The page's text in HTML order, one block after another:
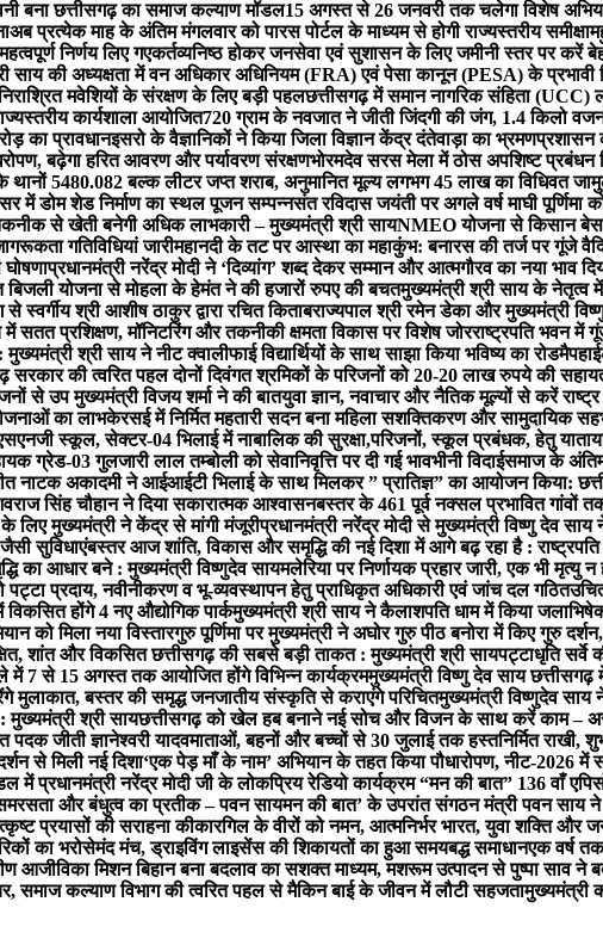
बना छत्तीसगढ़ का समाज कल्याण मॉडल15 अगस्त से 26 जनवरी तक चलेगा विशेष
अब प्रत्येक माह के अंतिम मंगलवार को पारस पोर्टल के माध्यम से होगी राज्यस्तरीय समीक्षा
निर्णय लिए गएकर्तव्यनिष्ठ होकर जनसेवा एवं सुशासन के लिए जमीनी स्तर पर करें
साय की अध्यक्षता में वन अधिकार अधिनियम (FRA) एवं पेसा कानून (PESA) के
मवेशियों के संरक्षण के लिए बड़ी पहलछत्तीसगढ़ में समान नागरिक संहिता
कार्यशाला आयोजित720 ग्राम के नवजात ने जीती जिंदगी की जंग, 1.4 किलो
का प्रावधानइसरो के वैज्ञानिकों ने किया जिला विज्ञान केंद्र दंतेवाड़ा का भ्रमणप्रशासन
बढ़ेगा हरित आवरण और पर्यावरण संरक्षणभोरमदेव सरस मेला में ठोस अपशिष्ट प्रबंधन
थानों 5480.082 बल्क लीटर जप्त शराब, अनुमानित मूल्य लगभग 45 लाख का विधिवत
में डोम शेड निर्माण का स्थल पूजन सम्पन्नसंत रविदास जयंती पर अगले वर्ष माघी पूर्णिमा
से खेती बनेगी अधिक लाभकारी – मुख्यमंत्री श्री सायNMEO योजना से किसान
गतिविधियां जारीमहानदी के तट पर आस्था का महाकुंभ: बनारस की तर्ज पर गूंजे
प्रधानमंत्री नरेंद्र मोदी ने ‘दिव्यांग’ शब्द देकर सम्मान और आत्मगौरव का नया भाव
बिजली योजना से मोहला के हेमंत ने की हजारों रुपए की बचतमुख्यमंत्री श्री साय के नेतृत्व में
श्री आशीष ठाकुर द्वारा रचित किताबराज्यपाल श्री रमेन डेका और मुख्यमंत्री
सतत प्रशिक्षण, मॉनिटरिंग और तकनीकी क्षमता विकास पर विशेष जोरराष्ट्रपति भवन में
श्री साय ने नीट क्वालीफाई विद्यार्थियों के साथ साझा किया भविष्य का रोडमैप
सरकार की त्वरित पहल दोनों दिवंगत श्रमिकों के परिजनों को 20-20 लाख रुपये की
से उप मुख्यमंत्री विजय शर्मा ने की बातयुवा ज्ञान, नवाचार और नैतिक मूल्यों से करें राष्ट्र
का लाभकेरसई में निर्मित महतारी सदन बना महिला सशक्तिकरण और सामुदायिक
एसएनजी स्कूल, सेक्टर-04 भिलाई में नाबालिक की सुरक्षा,परिजनों, स्कूल प्रबंधक, हेतु
03 गुलजारी लाल तम्बोली को सेवानिवृत्ति पर दी गई भावभीनी विदाईसमाज के
नाटक अकादमी ने आईआईटी भिलाई के साथ मिलकर ” प्रातिज्ञ” का आयोजन किया:
सिंह चौहान ने दिया सकारात्मक आश्वासनबस्तर के 461 पूर्व नक्सल प्रभावित गांवों
लिए मुख्यमंत्री ने केंद्र से मांगी मंजूरीप्रधानमंत्री नरेंद्र मोदी से मुख्यमंत्री विष्णु देव
सुविधाएंबस्तर आज शांति, विकास और समृद्धि की नई दिशा में आगे बढ़ रहा है : राष्ट्रपति
का आधार बने : मुख्यमंत्री विष्णुदेव सायमलेरिया पर निर्णायक प्रहार जारी, एक भी मृत्यु न
पट्टा प्रदाय, नवीनीकरण व भू-व्यवस्थापन हेतु प्राधिकृत अधिकारी एवं जांच दल गठित
विकसित होंगे 4 नए औद्योगिक पार्कमुख्यमंत्री श्री साय ने कैलाशपति धाम में किया
को मिला नया विस्तारगुरु पूर्णिमा पर मुख्यमंत्री ने अघोर गुरु पीठ बनोरा में किए गुरु दर्शन,
शांत और विकसित छत्तीसगढ़ की सबसे बड़ी ताकत : मुख्यमंत्री श्री सायपट्टाधृति सर्वे
में 7 से 15 अगस्त तक आयोजित होंगे विभिन्न कार्यक्रममुख्यमंत्री विष्णु देव साय छत्तीसगढ़
मुलाकात, बस्तर की समृद्ध जनजातीय संस्कृति से कराएंगे परिचितमुख्यमंत्री विष्णुदेव साय
मुख्यमंत्री श्री सायछत्तीसगढ़ को खेल हब बनाने नई सोच और विजन के साथ करें काम –
जीती ज्ञानेश्वरी यादवमाताओं, बहनों और बच्चों से 30 जुलाई तक हस्तनिर्मित
से मिली नई दिशा‘एक पेड़ माँ के नाम’ अभियान के तहत किया पौधारोपण, नीट-2026 में
में प्रधानमंत्री नरेंद्र मोदी जी के लोकप्रिय रेडियो कार्यक्रम “मन की बात” 136 वाँ
और बंधुत्व का प्रतीक – पवन सायमन की बात’ के उपरांत संगठन मंत्री पवन साय
प्रयासों की सराहना कीकारगिल के वीरों को नमन, आत्मनिर्भर भारत, युवा शक्ति और
का भरोसेमंद मंच, ड्राइविंग लाइसेंस की शिकायतों का हुआ समयबद्ध समाधानएक वर्ष
आजीविका मिशन बिहान बना बदलाव का सशक्त माध्यम, मशरूम उत्पादन से पुष्पा साव ने
समाज कल्याण विभाग की त्वरित पहल से मैकिन बाई के जीवन में लौटी सहजतामुख्यमंत्री